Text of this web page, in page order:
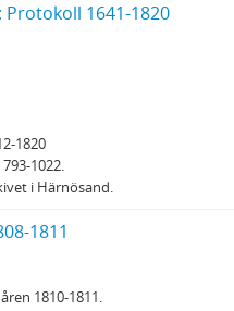
1641-1820
1820
1022.
i Härnösand.
1811
1810-1811.